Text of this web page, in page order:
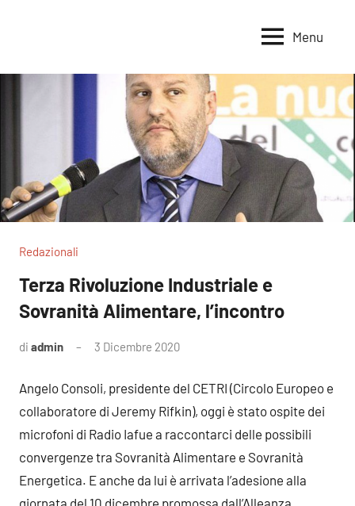
per
Menu
Redazionali
Terza Rivoluzione Industriale e
Sovranità Alimentare, l’incontro
di admin 3 Dicembre 2020
Angelo Consoli, presidente del CETRI (Circolo Europeo e
collaboratore di Jeremy Rifkin), oggi è stato ospite dei
microfoni di Radio Iafue a raccontarci delle possibili
convergenze tra Sovranità Alimentare e Sovranità
Energetica. E anche da lui è arrivata l’adesione alla